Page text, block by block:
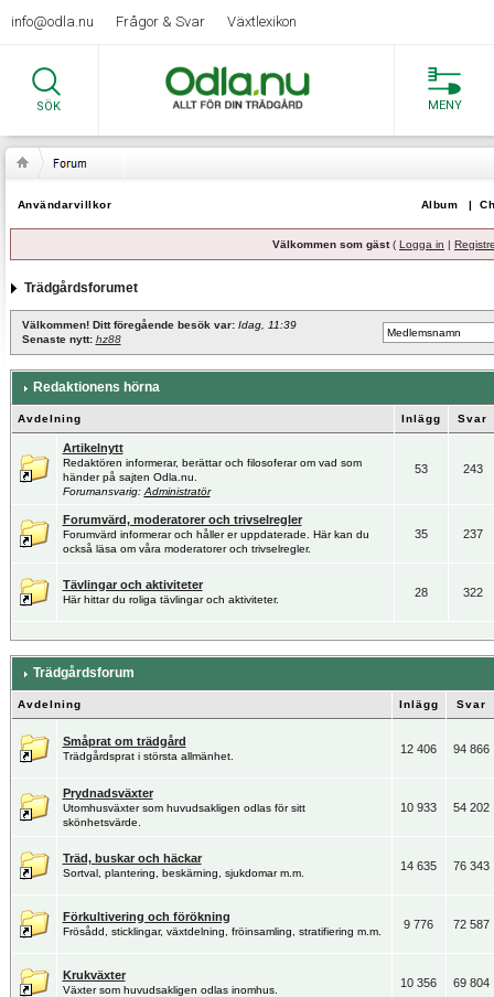
info@odla.nu Frågor & Svar Växtlexikon
SÖK MENY
Användarvillkor Album |
Välkommen som gäst( Logga in |
Trädgårdsforumet
Välkommen! Ditt föregående besök var: Idag, 11:39
Senaste nytt: hz88
Redaktionens hörna
Avdelning Inlägg Svar
Artikelnytt
Redaktören informerar, berättar och filosoferar om vad som
händer på sajten Odla.nu.
Forumansvarig: Administratör
53 243
Forumvärd, moderatorer och trivselregler
Forumvärd informerar och håller er uppdaterade. Här kan du
också läsa om våra moderatorer och trivselregler.
35 237
Tävlingar och aktiviteter
Här hittar du roliga tävlingar och aktiviteter.
28 322
Trädgårdsforum
Avdelning Inlägg Svar
Småprat om trädgård
Trädgårdsprat i största allmänhet.
12 406 94 866
Prydnadsväxter
Utomhusväxter som huvudsakligen odlas för sitt
skönhetsvärde.
10 933 54 202
Träd, buskar och häckar
Sortval, plantering, beskärning, sjukdomar m.m.
14 635 76 343
Förkultivering och förökning
Frösådd, sticklingar, växtdelning, fröinsamling, stratifiering m.m.
9 776 72 587
Krukväxter
Växter som huvudsakligen odlas inomhus.
10 356 69 804